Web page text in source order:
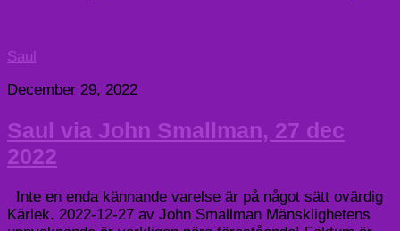
Saul
December 29, 2022
Saul via John Smallman, 27 dec
2022
Inte en enda kännande varelse är på något sätt ovärdig
Kärlek. 2022-12-27 av John Smallman Mänsklighetens